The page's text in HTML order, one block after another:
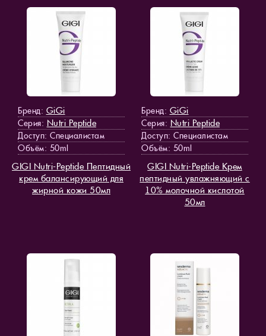
Бренд: GiGi
Серия: Nutri Peptide
Доступ: Специалистам
Объём: 50ml
GIGI Nutri-Peptide Пептидный
крем балансирующий для
жирной кожи 50мл
Бренд: GiGi
Серия: Nutri Peptide
Доступ: Специалистам
Объём: 50ml
GIGI Nutri-Peptide Крем
пептидный увлажняющий с
10% молочной кислотой
50мл